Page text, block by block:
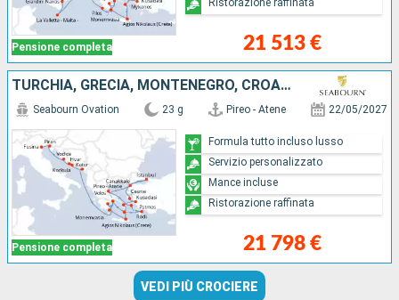
Pensione completa 21 513 €
Ristorazione raffinata
TURCHIA, GRECIA, MONTENEGRO, CROAZIA, SLOVENIA, ITALIA
Pensione completa
Seabourn Ovation 23 g Pireo - Atene 22/05/2027
21 798 €
Formula tutto incluso lusso
Servizio personalizzato
Mance incluse
Ristorazione raffinata
VEDI PIÙ CROCIERE